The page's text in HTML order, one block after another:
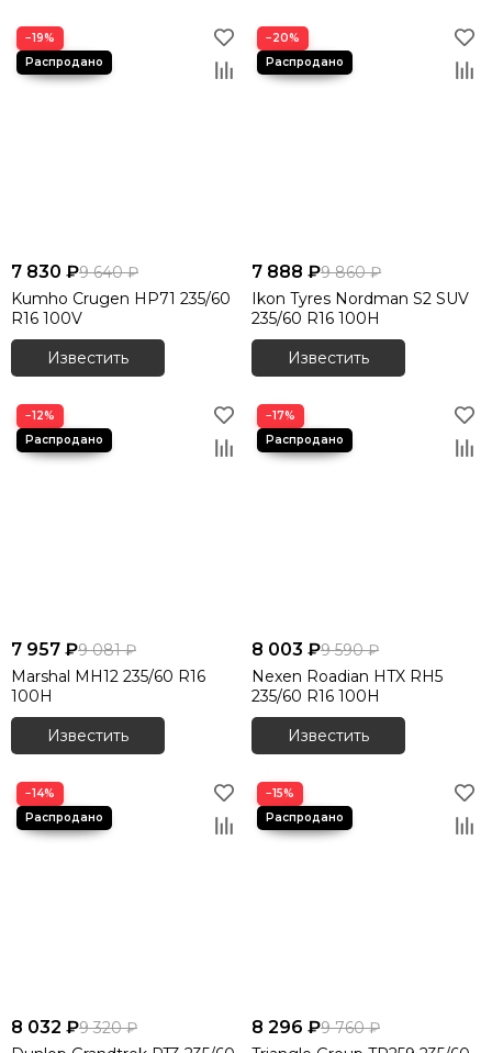
−19%
7 830 ₽9 640 ₽
Kumho Crugen HP71 235/60
R16 100V
Известить
−20%
7 888 ₽9 860 ₽
Ikon Tyres Nordman S2 SUV
235/60 R16 100H
Известить
−12%
7 957 ₽9 081 ₽
Marshal MH12 235/60 R16
100H
Известить
−17%
8 003 ₽9 590 ₽
Nexen Roadian HTX RH5
235/60 R16 100H
Известить
−14%
8 032 ₽9 320 ₽
−15%
8 296 ₽9 760 ₽